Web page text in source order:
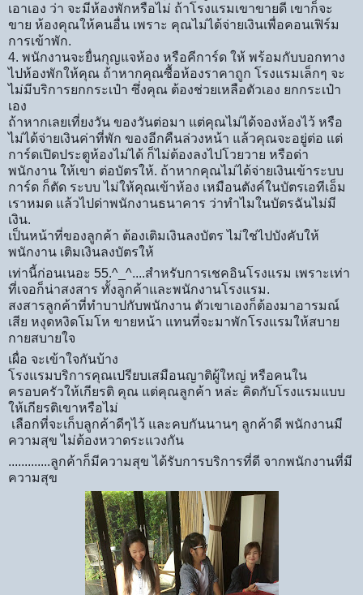
เอาเอง ว่า จะมีห้องพักหรือไม่ ถ้าโรงแรมเขาขายดี เขาก็จะ
ขาย ห้องคุณให้คนอื่น เพราะ คุณไม่ได้จ่ายเงินเพื่อคอนเฟิร์ม
การเข้าพัก.
4. พนักงานจะยื่นกุญแจห้อง หรือคีการ์ด ให้ พร้อมกับบอกทาง
ไปห้องพักให้คุณ ถ้าหากคุณซื้อห้องราคาถูก โรงแรมเล็กๆ จะ
ไม่มีบริการยกกระเป๋า ซึ่งคุณ ต้องช่วยเหลือตัวเอง ยกกระเป๋า
เอง
ถ้าหากเลยเที่ยงวัน ของวันต่อมา แต่คุณไม่ได้จองห้องไว้ หรือ
ไม่ได้จ่ายเงินค่าที่พัก ของอีกคืนล่วงหน้า แล้วคุณจะอยู่ต่อ แต่
การ์ดเปิดประตูห้องไม่ได้ ก็ไม่ต้องลงไปโวยวาย หรือด่า
พนักงาน ให้เขา ต่อบัตรให้. ถ้าหากคุณไม่ได้จ่ายเงินเข้าระบบ
การ์ด ก็ตัด ระบบ ไม่ให้คุณเข้าห้อง เหมือนตังค์ในบัตรเอทีเอ็ม
เราหมด แล้วไปด่าพนักงานธนาคาร ว่าทำไมในบัตรฉันไม่มี
เงิน.
เป็นหน้าที่ของลูกค้า ต้องเติมเงินลงบัตร ไม่ใช่ไปบังคับให้
พนักงาน เติมเงินลงบัตรให้
เท่านี้ก่อนเนอะ 55.^_^....สำหรับการเชคอินโรงแรม เพราะเท่า
ที่เจอก็น่าสงสาร ทั้งลูกค้าและพนักงานโรงแรม.
สงสารลูกค้าที่ทำบาปกับพนักงาน ตัวเขาเองก็ต้องมาอารมณ์
เสีย หงุดหงิดโมโห ขายหน้า แทนที่จะมาพักโรงแรมให้สบาย
กายสบายใจ
เผื่อ จะเข้าใจกันบ้าง
โรงแรมบริการคุณเปรียบเสมือนญาติผู้ใหญ่ หรือคนใน
ครอบครัวให้เกียรติ คุณ แต่คุณลูกค้า หล่ะ คิดกับโรงแรมแบบ
ให้เกียรติเขาหรือไม่
เลือกที่จะเก็บลูกค้าดีๆไว้ และคบกันนานๆ ลูกค้าดี พนักงานมี
ความสุข ไม่ต้องหวาดระแวงกัน
.............ลูกค้าก็มีความสุข ได้รับการบริการที่ดี จากพนักงานที่มี
ความสุข